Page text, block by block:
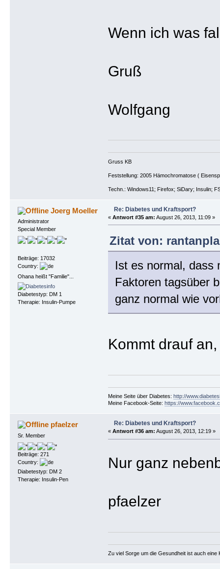
Wenn ich was
Gruß
Wolfgang
Gruss KB
Feststellung: 2005 Hämochromatose (
Techn.: Windows11; Firefox; SiDary; Insulin;
Joerg Moeller
Administrator
Special Member
Beiträge: 17032
Country:
Ohana heißt "Familie"...
Diabetestyp: DM 1
Therapie: Insulin-Pumpe
Re: Diabetes und Kraftsport?
« Antwort #35 am: August 26, 2013, 11:09 »
Zitat von:
Ist es normal, dass
Faktoren tagsüber
ganz normal wie
Kommt drauf
Meine Seite über Diabetes: http://
Meine Facebook-Seite: https://
pfaelzer
Sr. Member
Beiträge: 271
Country:
Diabetestyp: DM 2
Therapie: Insulin-Pen
Re: Diabetes und Kraftsport?
« Antwort #36 am: August 26, 2013, 12:19 »
Nur ganz
pfaelzer
Zu viel Sorge um die Gesundheit ist auch eine